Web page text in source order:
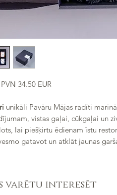
34.50 EUR
unikāli Pavāru Mājas radīti
vistas gaļai, cūkgaļai un
lai piešķirtu ēdienam īstu
gatavot un atklāt jaunas
varētu interesēt